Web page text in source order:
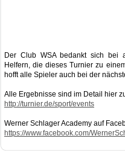
Der Club WSA bedankt sich bei
Helfern, die dieses Turnier zu
hofft alle Spieler auch bei der
Alle Ergebnisse sind im Detail hier
http://turnier.de/sport/events
Werner Schlager Academy auf
https://www.facebook.com/